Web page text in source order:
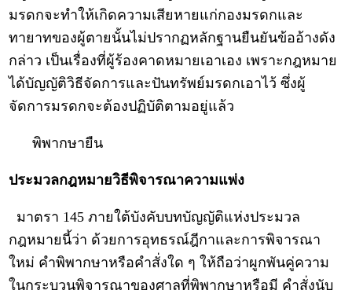
มรดกจะทำให้เกิดความเสียหายแก่กองมรดกและ
ทายาทของผู้ตายนั้นไม่ปรากฏหลักฐานยืนยันข้ออ้างดัง
กล่าว เป็นเรื่องที่ผู้ร้องคาดหมายเอาเอง เพราะกฎหมาย
ได้บัญญัติวิธีจัดการและปันทรัพย์มรดกเอาไว้ ซึ่งผู้
จัดการมรดกจะต้องปฏิบัติตามอยู่แล้ว
พิพากษายืน
ประมวลกฎหมายวิธีพิจารณาความแพ่ง
มาตรา 145 ภายใต้บังคับบทบัญญัติแห่งประมวล
กฎหมายนี้ว่า ด้วยการอุทธรณ์ฎีกาและการพิจารณา
ใหม่ คำพิพากษาหรือคำสั่งใด ๆ ให้ถือว่าผูกพันคู่ความ
ในกระบวนพิจารณาของศาลที่พิพากษาหรือมี คำสั่งนับ